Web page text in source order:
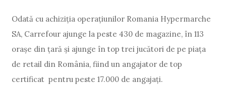
Odată cu achiziția operațiunilor Romania Hypermarche
SA, Carrefour ajunge la peste 430 de magazine, în 113
orașe din țară și ajunge în top trei jucători de pe piața
de retail din România, fiind un angajator de top
certificat pentru peste 17.000 de angajați.